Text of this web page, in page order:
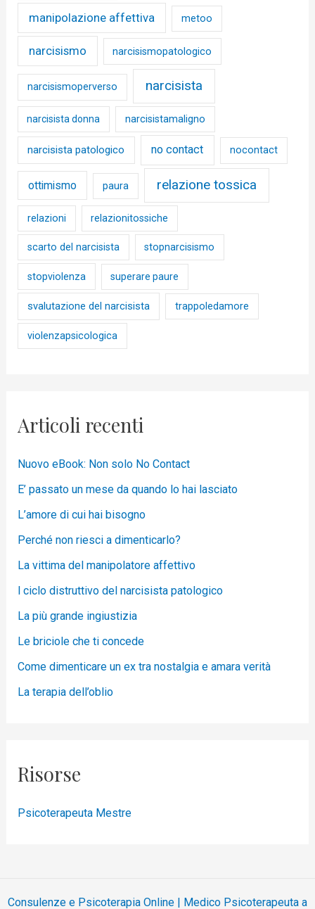
manipolazione affettiva metoo
narcisismo narcisismopatologico
narcisismoperverso narcisista
narcisista donna narcisistamaligno
narcisista patologico no contact nocontact
ottimismo paura relazione tossica
relazioni relazionitossiche
scarto del narcisista stopnarcisismo
stopviolenza superare paure
svalutazione del narcisista trappoledamore
violenzapsicologica
Articoli recenti
Nuovo eBook: Non solo No Contact
E’ passato un mese da quando lo hai lasciato
L’amore di cui hai bisogno
Perché non riesci a dimenticarlo?
La vittima del manipolatore affettivo
l ciclo distruttivo del narcisista patologico
La più grande ingiustizia
Le briciole che ti concede
Come dimenticare un ex tra nostalgia e amara verità
La terapia dell’oblio
Risorse
Psicoterapeuta Mestre
Consulenze e Psicoterapia Online | Medico Psicoterapeuta a